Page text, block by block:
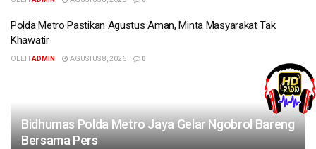
Polda Metro Pastikan Agustus Aman, Minta Masyarakat Tak
Khawatir
OLEH ADMIN AGUSTUS 8, 2026 0
Bidhumas Polda Metro Jaya Gelar Ngobrol Bareng
Bersama Pers